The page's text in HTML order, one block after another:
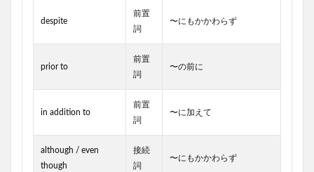
despite
前置
詞
〜にもかかわらず
prior to
前置
詞
〜の前に
in addition to
前置
詞
〜に加えて
although / even
though
接続
詞
〜にもかかわらず